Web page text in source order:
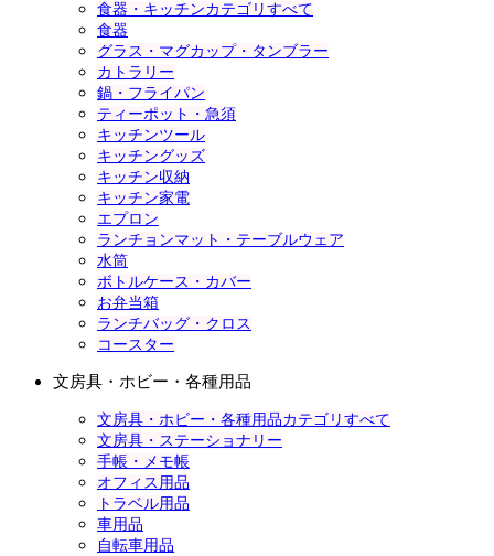
食器・キッチンカテゴリすべて
食器
グラス・マグカップ・タンブラー
カトラリー
鍋・フライパン
ティーポット・急須
キッチンツール
キッチングッズ
キッチン収納
キッチン家電
エプロン
ランチョンマット・テーブルウェア
水筒
ボトルケース・カバー
お弁当箱
ランチバッグ・クロス
コースター
文房具・ホビー・各種用品
文房具・ホビー・各種用品カテゴリすべて
文房具・ステーショナリー
手帳・メモ帳
オフィス用品
トラベル用品
車用品
自転車用品